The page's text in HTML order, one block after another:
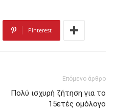
Pinterest
Επόμενο άρθρο
Πολύ ισχυρή ζήτηση για το
15ετές ομόλογο